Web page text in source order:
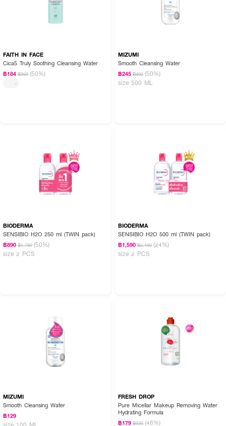
FAITH IN FACE
Cica5 Truly Soothing Cleansing Water
฿184 ฿369 (50%)
-
MIZUMI
Smooth Cleansing Water
฿245 ฿490 (50%)
size 500 ML
BIODERMA
SENSIBIO H2O 250 ml (TWIN pack)
฿890 ฿1,780 (50%)
size 2 PCS
BIODERMA
SENSIBIO H2O 500 ml (TWIN pack)
฿1,590 ฿2,100 (24%)
size 2 PCS
MIZUMI
Smooth Cleansing Water
฿129
size 100 ML
FRESH DROP
Pure Micellar Makeup Removing Water
Hydrating Formula
฿179 ฿330 (46%)